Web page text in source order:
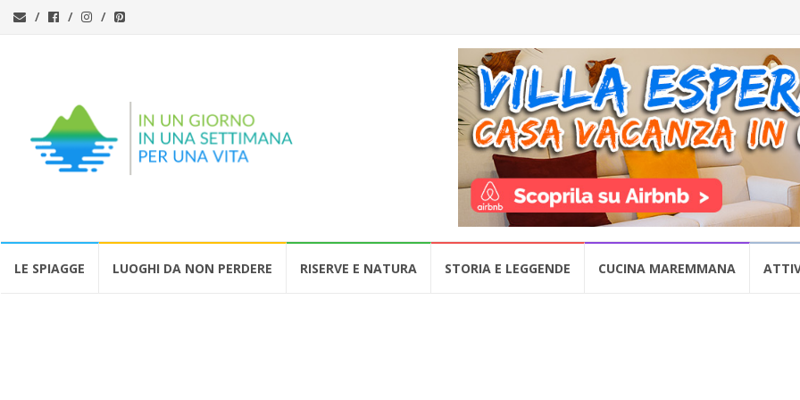
LE SPIAGGE LUOGHI DA NON PERDERE RISERVE E NATURA STORIA E LEGGENDE CUCINA MAREMMANA